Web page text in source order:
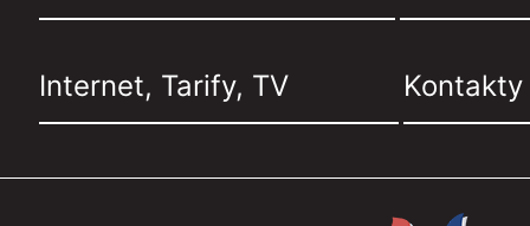
Internet, Tarify, TV Kontakty